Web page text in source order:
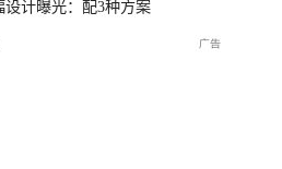
设计曝光：配3种方案